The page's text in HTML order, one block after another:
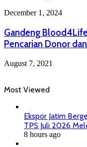
December 1, 2024
Gandeng
Pencarian Donor
August 7, 2021
Most Viewed
Ekspor Jatim
TPS Juli 2026
8 hours ago